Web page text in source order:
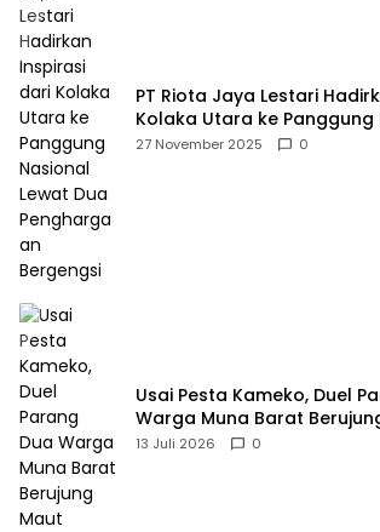
PT Riota Jaya Lestari
Kolaka Utara ke Panggung
Dua Penghargaan Bergengsi
27 November 2025 0
Usai Pesta Kameko, Duel
Warga Muna Barat
13 Juli 2026 0